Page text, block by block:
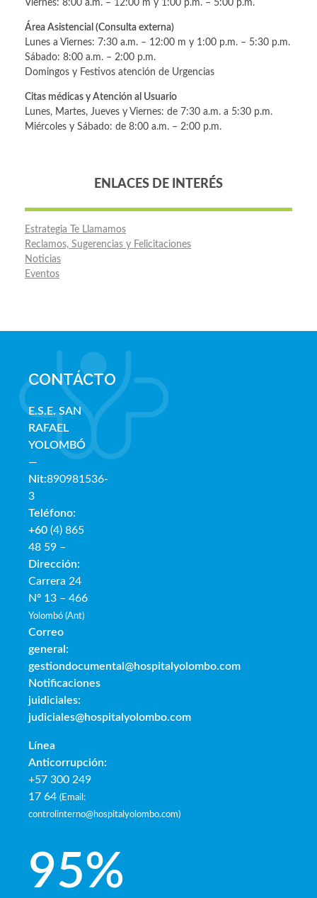
Viernes: 8:00 a.m. – 12:00 m y 1:00 p.m. – 5:00 p.m.
Área Asistencial (Consulta externa)
Lunes a Viernes: 7:30 a.m. – 12:00 m y 1:00 p.m. – 5:30 p.m.
Sábado: 8:00 a.m. – 2:00 p.m.
Domingos y Festivos atención de Urgencias
Citas médicas y Atención al Usuario
Lunes, Martes, Jueves y Viernes: de 7:30 a.m. a 5:30 p.m.
Miércoles y Sábado: de 8:00 a.m. – 2:00 p.m.
ENLACES DE INTERÉS
Estrategia Te Llamamos
Reclamos, Sugerencias y Felicitaciones
Noticias
Eventos
CONTÁCTO
E.S.E. SAN
RAFAEL
YOLOMBÓ
—
Nit:890981536-
3
Teléfono:
+60 (4) 865
48 59 –
Dirección:
Carrera 24
Nº 13 – 466
Yolombó (Ant)
Correo
general:
gestiondocumental@hospitalyolombo.com
Notificaciones
juidiciales:
judiciales@hospitalyolombo.com
Línea
Anticorrupción:
+57 300 249
17 64 (Email:
controlinterno@hospitalyolombo.com)
95%